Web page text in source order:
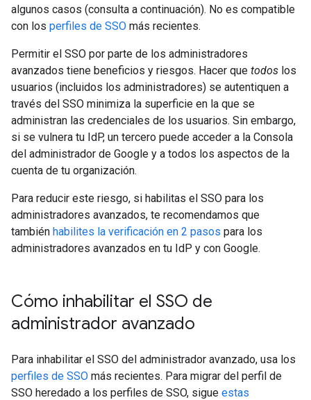
algunos casos (consulta a continuación). No es compatible
con los perfiles de SSO más recientes.
Permitir el SSO por parte de los administradores
avanzados tiene beneficios y riesgos. Hacer que todos los
usuarios (incluidos los administradores) se autentiquen a
través del SSO minimiza la superficie en la que se
administran las credenciales de los usuarios. Sin embargo,
si se vulnera tu IdP, un tercero puede acceder a la Consola
del administrador de Google y a todos los aspectos de la
cuenta de tu organización.
Para reducir este riesgo, si habilitas el SSO para los
administradores avanzados, te recomendamos que
también habilites la verificación en 2 pasos para los
administradores avanzados en tu IdP y con Google.
Cómo inhabilitar el SSO de
administrador avanzado
Para inhabilitar el SSO del administrador avanzado, usa los
perfiles de SSO más recientes. Para migrar del perfil de
SSO heredado a los perfiles de SSO, sigue estas